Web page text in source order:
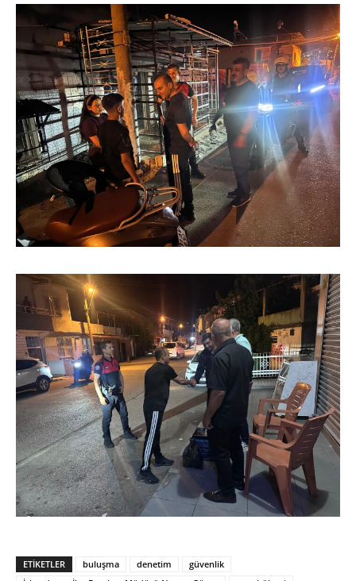
ETIKETLER buluşma denetim
güvenlik